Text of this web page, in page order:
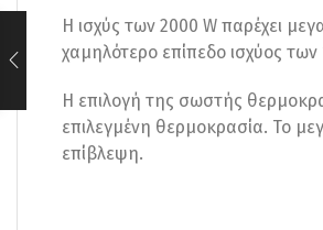
Η ισχύς των 2000 W παρέχει
χαμηλότερο επίπεδο ισχύος των
Η επιλογή της σωστής
επιλεγμένη θερμοκρασία. Το
επίβλεψη.